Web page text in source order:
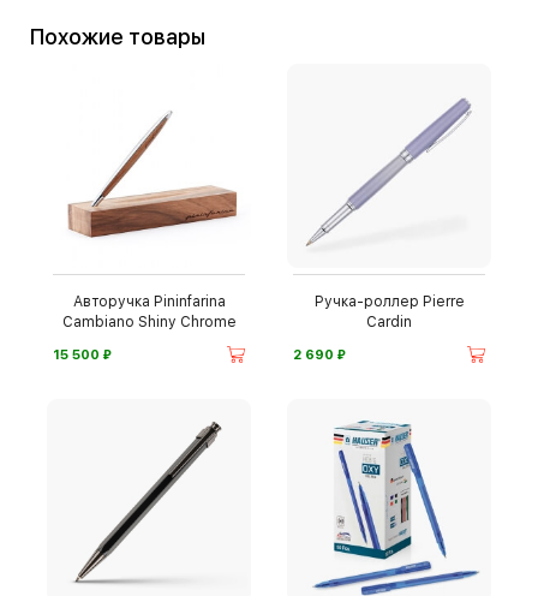
Похожие товары
Авторучка Pininfarina
Cambiano Shiny Chrome
15 500 ⃏
Ручка-роллер Pierre
Cardin
2 690 ⃏